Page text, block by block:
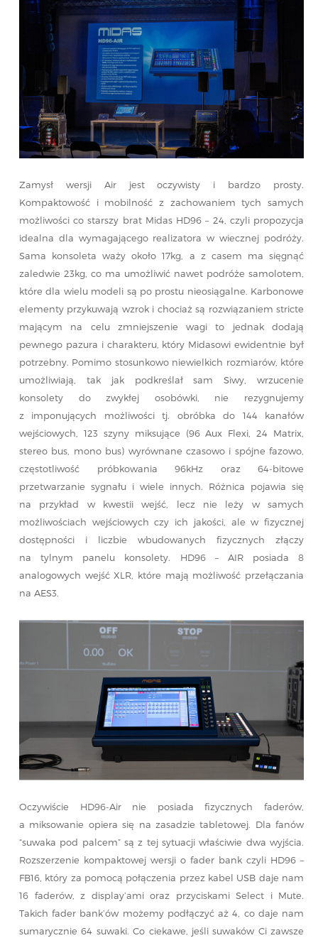
Zamysł wersji Air jest oczywisty i bardzo prosty.
Kompaktowość i mobilność z zachowaniem tych samych
możliwości co starszy brat Midas HD96 – 24, czyli propozycja
idealna dla wymagającego realizatora w wiecznej podróży.
Sama konsoleta waży około 17kg, a z casem ma sięgnąć
zaledwie 23kg, co ma umożliwić nawet podróże samolotem,
które dla wielu modeli są po prostu nieosiągalne. Karbonowe
elementy przykuwają wzrok i chociaż są rozwiązaniem stricte
mającym na celu zmniejszenie wagi to jednak dodają
pewnego pazura i charakteru, który Midasowi ewidentnie był
potrzebny. Pomimo stosunkowo niewielkich rozmiarów, które
umożliwiają, tak jak podkreślał sam Siwy, wrzucenie
konsolety do zwykłej osobówki, nie rezygnujemy
z imponujących możliwości tj. obróbka do 144 kanałów
wejściowych, 123 szyny miksujące (96 Aux Flexi, 24 Matrix,
stereo bus, mono bus) wyrównane czasowo i spójne fazowo,
częstotliwość próbkowania 96kHz oraz 64-bitowe
przetwarzanie sygnału i wiele innych. Różnica pojawia się
na przykład w kwestii wejść, lecz nie leży w samych
możliwościach wejściowych czy ich jakości, ale w fizycznej
dostępności i liczbie wbudowanych fizycznych złączy
na tylnym panelu konsolety. HD96 – AIR posiada 8
analogowych wejść XLR, które mają możliwość przełączania
na AES3.
Oczywiście HD96-Air nie posiada fizycznych faderów,
a miksowanie opiera się na zasadzie tabletowej. Dla fanów
“suwaka pod palcem” są z tej sytuacji właściwie dwa wyjścia.
Rozszerzenie kompaktowej wersji o fader bank czyli HD96 –
FB16, który za pomocą połączenia przez kabel USB daje nam
16 faderów, z display’ami oraz przyciskami Select i Mute.
Takich fader bank’ów możemy podłączyć aż 4, co daje nam
sumarycznie 64 suwaki. Co ciekawe, jeśli suwaków Ci zawsze